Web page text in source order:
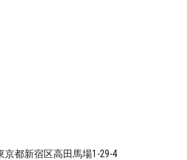
京都新宿区高田馬場1-29-4